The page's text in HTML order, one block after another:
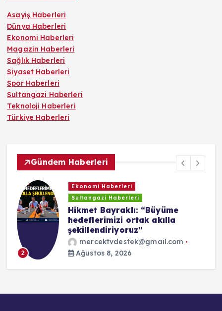
Asayiş Haberleri
Dünya Haberleri
Ekonomi Haberleri
Magazin Haberleri
Sağlık Haberleri
Siyaset Haberleri
Spor Haberleri
Sultangazi Haberleri
Teknoloji Haberleri
Türkiye Haberleri
Gündem Haberleri
3
Sultangazi Haberleri
Sultangazi’de çatı tadilatı
sırasında çıkan yangın paniğe
neden oldu
mercektvdestek@gmail.com
Ağustos 3, 2026